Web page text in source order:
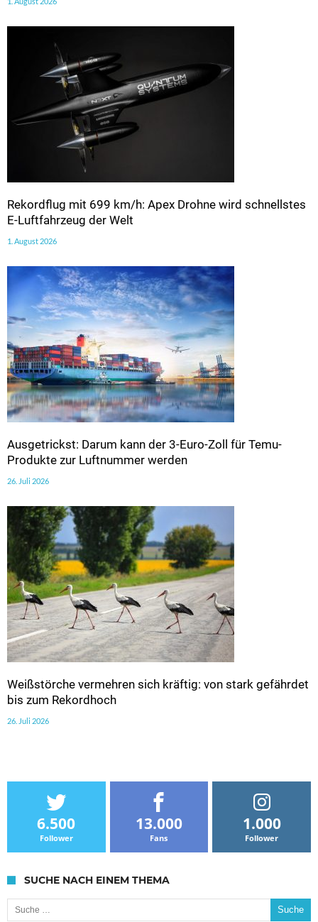
Rekordflug mit 699 km/h: Apex Drohne wird schnellstes
E-Luftfahrzeug der Welt
1. August 2026
Ausgetrickst: Darum kann der 3-Euro-Zoll für Temu-
Produkte zur Luftnummer werden
26. Juli 2026
Weißstörche vermehren sich kräftig: von stark gefährdet
bis zum Rekordhoch
26. Juli 2026
6.500
Follower
13.000
Fans
1.000
Follower
SUCHE NACH EINEM THEMA
Suche nach: